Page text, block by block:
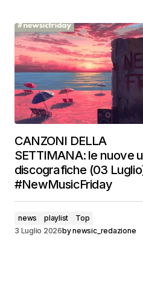
CANZONI DELLA
SETTIMANA: le nuove
discografiche (03
#NewMusicFriday
news playlist
Top
3 Luglio 2026bynewsic_redazione